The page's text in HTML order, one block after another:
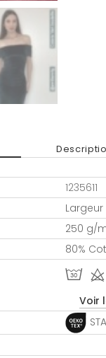
1235611
250 g/
80%
T
Voir